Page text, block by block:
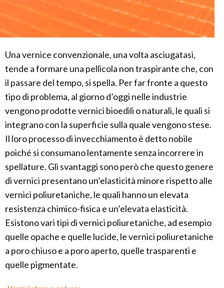
Una vernice convenzionale, una volta asciugatasi,
tende a formare una pellicola non traspirante che, con
il passare del tempo, si spella. Per far fronte a questo
tipo di problema, al giorno d’oggi nelle industrie
vengono prodotte vernici bioedili o naturali, le quali si
integrano con la superficie sulla quale vengono stese.
Il loro processo di invecchiamento è detto nobile
poiché si consumano lentamente senza incorrere in
spellature. Gli svantaggi sono però che questo genere
di vernici presentano un’elasticità minore rispetto alle
vernici poliuretaniche, le quali hanno un elevata
resistenza chimico-fisica e un’elevata elasticità.
Esistono vari tipi di vernici poliuretaniche, ad esempio
quelle opache e quelle lucide, le vernici poliuretaniche
a poro chiuso e a poro aperto, quelle trasparenti e
quelle pigmentate.